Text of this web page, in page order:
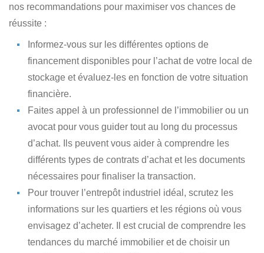
nos recommandations pour maximiser vos chances de
réussite :
Informez-vous sur les différentes options de
financement disponibles pour l’achat de votre local de
stockage et évaluez-les en fonction de votre situation
financière.
Faites appel à un professionnel de l’immobilier ou un
avocat pour vous guider tout au long du processus
d’achat. Ils peuvent vous aider à comprendre les
différents types de contrats d’achat et les documents
nécessaires pour finaliser la transaction.
Pour trouver l’entrepôt industriel idéal , scrutez les
informations sur les quartiers et les régions où vous
envisagez d’acheter. Il est crucial de comprendre les
tendances du marché immobilier et de choisir un